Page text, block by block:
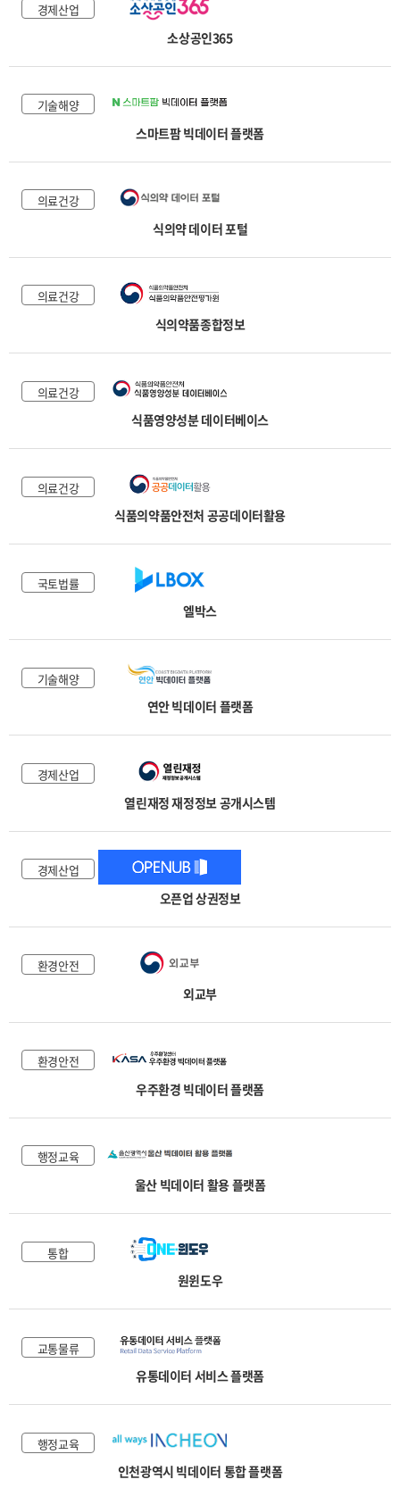
경제산업
소상공인365
기술해양
스마트팜 빅데이터 플랫폼
의료건강
식의약 데이터 포털
의료건강
식의약품종합정보
의료건강
식품영양성분 데이터베이스
의료건강
식품의약품안전처 공공데이터활용
국토법률
엘박스
기술해양
연안 빅데이터 플랫폼
경제산업
열린재정 재정정보 공개시스템
경제산업
오픈업 상권정보
환경안전
외교부
환경안전
우주환경 빅데이터 플랫폼
행정교육
울산 빅데이터 활용 플랫폼
통합
원윈도우
교통물류
유통데이터 서비스 플랫폼
행정교육
인천광역시 빅데이터 통합 플랫폼